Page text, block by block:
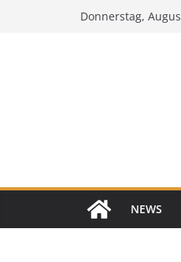
Donnerstag,
NEWS